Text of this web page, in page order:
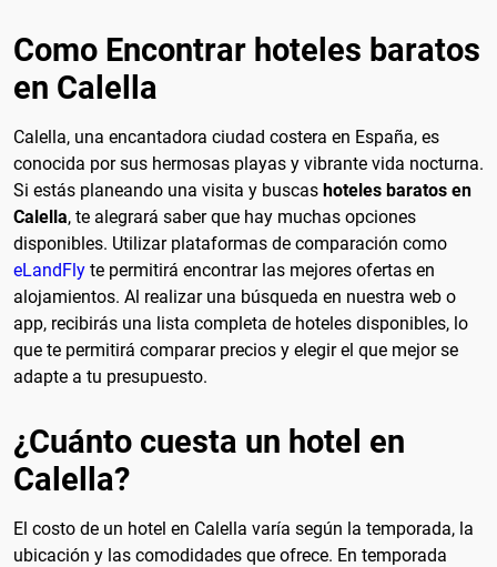
Como Encontrar hoteles baratos
en Calella
Calella, una encantadora ciudad costera en España, es
conocida por sus hermosas playas y vibrante vida nocturna.
Si estás planeando una visita y buscas hoteles baratos en
Calella, te alegrará saber que hay muchas opciones
disponibles. Utilizar plataformas de comparación como
eLandFly te permitirá encontrar las mejores ofertas en
alojamientos. Al realizar una búsqueda en nuestra web o
app, recibirás una lista completa de hoteles disponibles, lo
que te permitirá comparar precios y elegir el que mejor se
adapte a tu presupuesto.
¿Cuánto cuesta un hotel en
Calella?
El costo de un hotel en Calella varía según la temporada, la
ubicación y las comodidades que ofrece. En temporada